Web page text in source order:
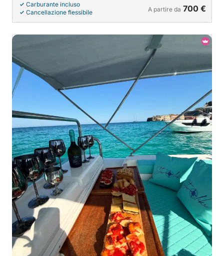
Carburante incluso
Cancellazione flessibile
A partire da 700 €